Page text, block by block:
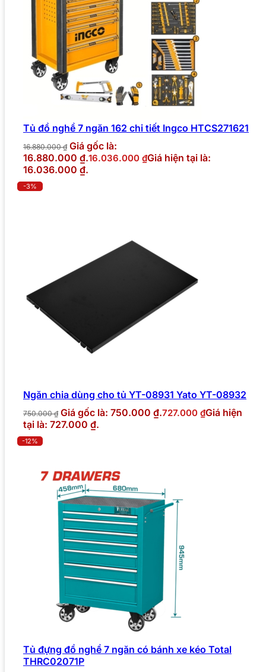
Tủ đồ nghề 7 ngăn 162 chi tiết Ingco HTCS271621
16.880.000₫ Giá gốc là:
16.880.000 ₫.16.036.000 ₫Giá hiện tại là:
16.036.000 ₫.
-3%
Ngăn chia dùng cho tủ YT-08931 Yato YT-08932
750.000₫ Giá gốc là: 750.000 ₫.727.000 ₫Giá hiện
tại là: 727.000 ₫.
-12%
Tủ đựng đồ nghề 7 ngăn có bánh xe kéo Total
THRC02071P